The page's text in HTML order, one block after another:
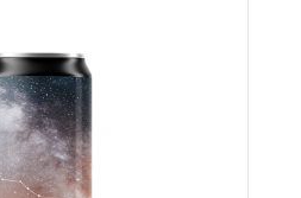
Bières
De Bière